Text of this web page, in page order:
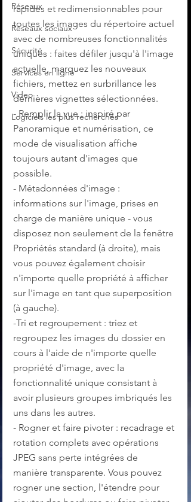
Réseaux
Réseaux sociaux
Sécurité
Services en ligne
Video
Logiciels les plus recherchés
rapides et redimensionnables pour
toutes les images du répertoire actuel
avec de nombreuses fonctionnalités
uniques : faites défiler jusqu'à l'image
actuelle, marquez les nouveaux
fichiers, mettez en surbrillance les
dernières vignettes sélectionnées.
- Remplir la vue : inspiré par
Panoramique et numérisation, ce
mode de visualisation affiche
toujours autant d'images que
possible.
- Métadonnées d'image :
informations sur l'image, prises en
charge de manière unique - vous
disposez non seulement de la fenêtre
Propriétés standard (à droite), mais
vous pouvez également choisir
n'importe quelle propriété à afficher
sur l'image en tant que superposition
(à gauche).
-Tri et regroupement : triez et
regroupez les images du dossier en
cours à l'aide de n'importe quelle
propriété d'image, avec la
fonctionnalité unique consistant à
avoir plusieurs groupes imbriqués les
uns dans les autres.
- Rogner et faire pivoter : recadrage et
rotation complets avec opérations
JPEG sans perte intégrées de
manière transparente. Vous pouvez
rogner une section, l'étendre pour